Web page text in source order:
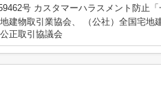
号 カスタマーハラスメント防止「
地建物取引業協会、 （公社）全国宅地
正取引協議会